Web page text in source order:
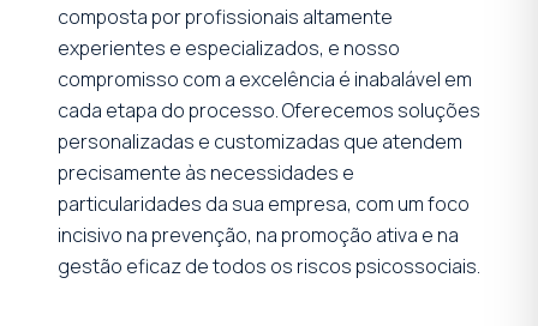
composta por profissionais altamente
experientes e especializados, e nosso
compromisso com a excelência é inabalável em
cada etapa do processo. Oferecemos soluções
personalizadas e customizadas que atendem
precisamente às necessidades e
particularidades da sua empresa, com um foco
incisivo na prevenção, na promoção ativa e na
gestão eficaz de todos os riscos psicossociais.